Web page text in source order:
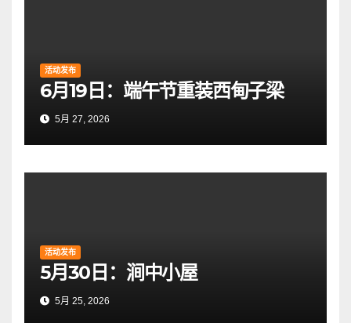
活动发布
6月19日：端午节重装西甸子梁
5月 27, 2026
活动发布
5月30日：涧中小屋
5月 25, 2026